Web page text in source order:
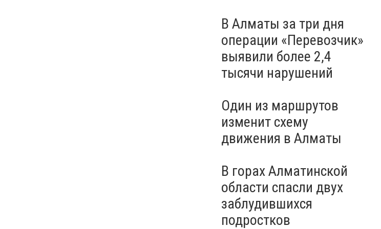
В Алматы за три дня
операции «Перевозчик»
выявили более 2,4
тысячи нарушений
Один из маршрутов
изменит схему
движения в Алматы
В горах Алматинской
области спасли двух
заблудившихся
подростков